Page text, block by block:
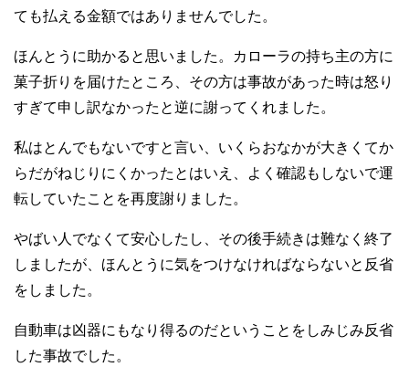
ても払える金額ではありませんでした。
ほんとうに助かると思いました。カローラの持ち主の方に
菓子折りを届けたところ、その方は事故があった時は怒り
すぎて申し訳なかったと逆に謝ってくれました。
私はとんでもないですと言い、いくらおなかが大きくてか
らだがねじりにくかったとはいえ、よく確認もしないで運
転していたことを再度謝りました。
やばい人でなくて安心したし、その後手続きは難なく終了
しましたが、ほんとうに気をつけなければならないと反省
をしました。
自動車は凶器にもなり得るのだということをしみじみ反省
した事故でした。